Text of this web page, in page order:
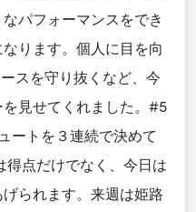
パフォーマンスをでき
ります。個人に目を向
スを守り抜くなど、今
見せてくれました。#5
ートを３連続で決めて
得点だけでなく、今日は
られます。来週は姫路